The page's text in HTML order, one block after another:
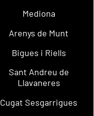
Mediona
Arenys de Munt
Bigues i Riells
Sant Andreu de
Llavaneres
Cugat Sesgarrigues